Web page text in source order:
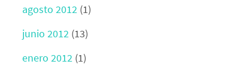
agosto 2012 (1)
junio 2012 (13)
enero 2012 (1)